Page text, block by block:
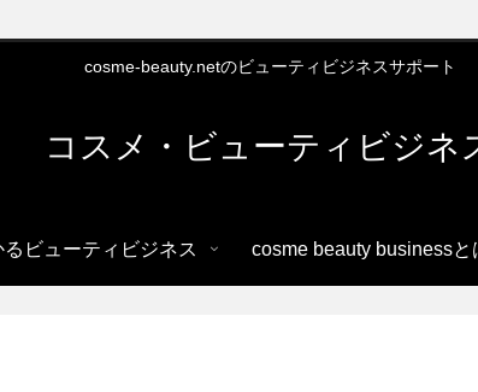
cosme-beauty.netのビューティビジネスサポート
コスメ・ビューティビジネ
ビューティビジネス cosme beauty businessと